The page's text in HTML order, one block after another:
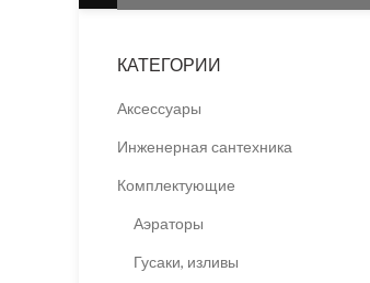
КАТЕГОРИИ
Аксессуары
Инженерная сантехника
Комплектующие
Аэраторы
Гусаки, изливы